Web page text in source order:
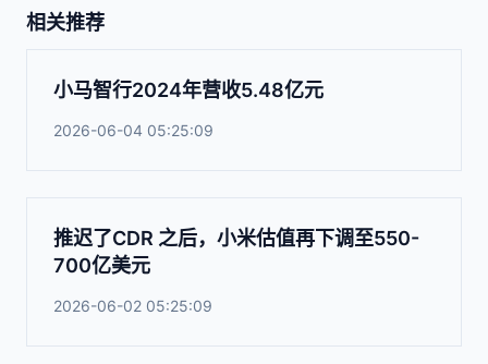
相关推荐
小马智行2024年营收5.48亿元
2026-06-04 05:25:09
推迟了CDR 之后，小米估值再下调至550-
700亿美元
2026-06-02 05:25:09